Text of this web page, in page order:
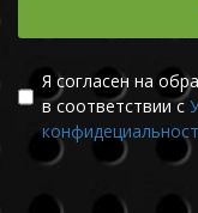
Я согласен на
в соответствии с